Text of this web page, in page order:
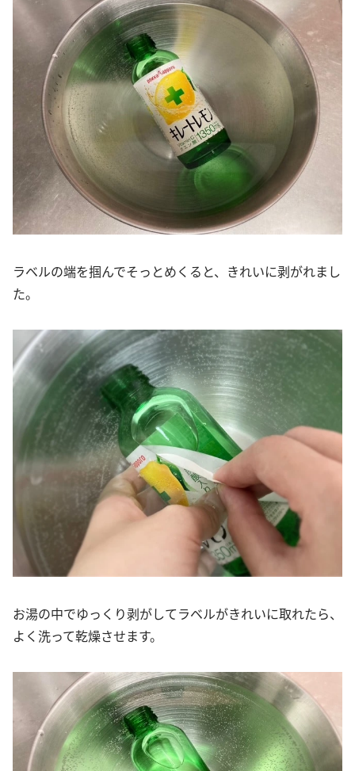
ラベルの端を掴んでそっとめくると、きれいに剥がれまし
た。
お湯の中でゆっくり剥がしてラベルがきれいに取れたら、
よく洗って乾燥させます。